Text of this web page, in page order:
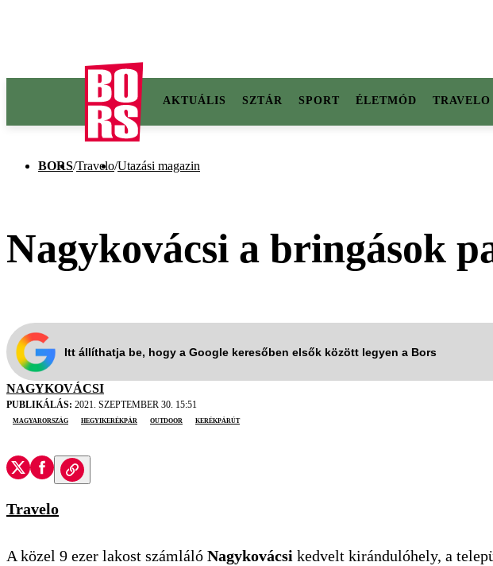
AKTUÁLIS SZTÁR SPORT ÉLETMÓD TRAVELO
BORS/Travelo/Utazási magazin
Nagykovácsi a bringások
Itt állíthatja be, hogy a Google keresőben elsők között legyen a Bors
NAGYKOVÁCSI
PUBLIKÁLÁS: 2021. SZEPTEMBER 30. 15:51
Magyarország
hegyikerékpár outdoor kerékpárút
Travelo
A közel 9 ezer lakost számláló Nagykovácsi kedvelt kirándulóhely, a